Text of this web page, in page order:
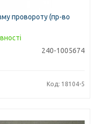
провороту (пр-во
240-1005674
Код: 18104-5